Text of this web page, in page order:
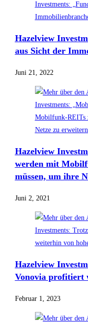
Hazelview
aus Sicht der
Juni 21, 2022
Hazelview
werden mit
müssen, um ihre
Juni 2, 2021
Hazelview
Vonovia profitiert
Februar 1, 2023